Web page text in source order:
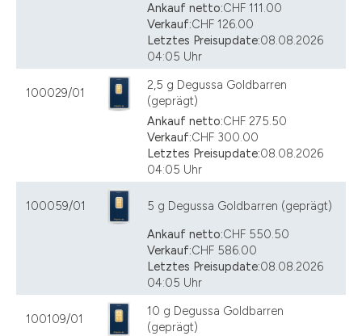
Ankauf netto:CHF 111.00
Verkauf:CHF 126.00
Letztes Preisupdate:08.08.2026
04:05 Uhr
100029/01
2,5 g Degussa Goldbarren
(geprägt)
Ankauf netto:CHF 275.50
Verkauf:CHF 300.00
Letztes Preisupdate:08.08.2026
04:05 Uhr
100059/01
5 g Degussa Goldbarren (geprägt)
Ankauf netto:CHF 550.50
Verkauf:CHF 586.00
Letztes Preisupdate:08.08.2026
04:05 Uhr
100109/01
10 g Degussa Goldbarren
(geprägt)